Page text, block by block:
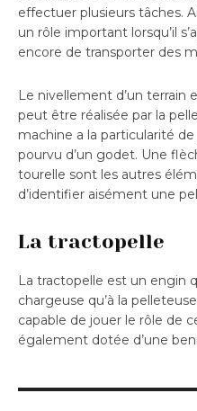
effectuer plusieurs tâches.
un rôle important lorsqu’il
encore de transporter des
Le nivellement d’un
peut être réalisée par la
machine a la particularité
pourvu d’un godet. Une
tourelle sont les autres
d’identifier aisément une
La tractopelle
La tractopelle est un engin
chargeuse qu’à la
capable de jouer le rôle de
également dotée d’une